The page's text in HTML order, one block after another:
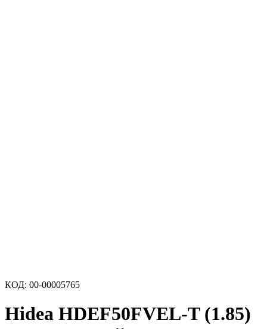
КОД: 00-00005765
Hidea HDEF50FVEL-T (1.85)